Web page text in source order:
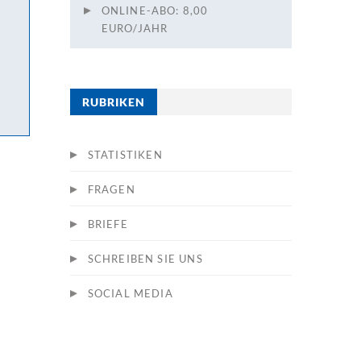
ONLINE-ABO: 8,00
EURO/JAHR
RUBRIKEN
STATISTIKEN
FRAGEN
BRIEFE
SCHREIBEN SIE UNS
SOCIAL MEDIA